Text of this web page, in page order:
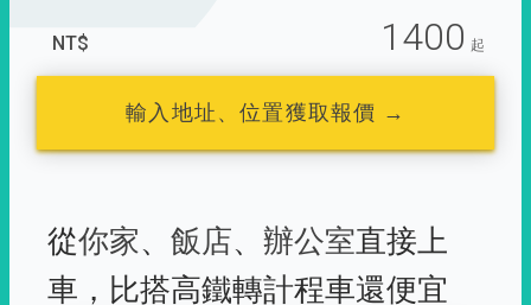
NT$ 1400 起
輸入地址、位置獲取報價 →
從你家、 飯店、 辦公室直接上
車， 比搭高鐵轉計程車還便宜